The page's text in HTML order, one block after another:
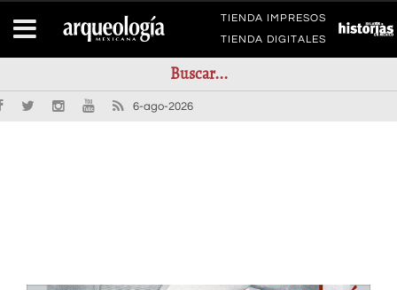
TIENDA IMPRESOS
TIENDA DIGITALES
6-ago-2026